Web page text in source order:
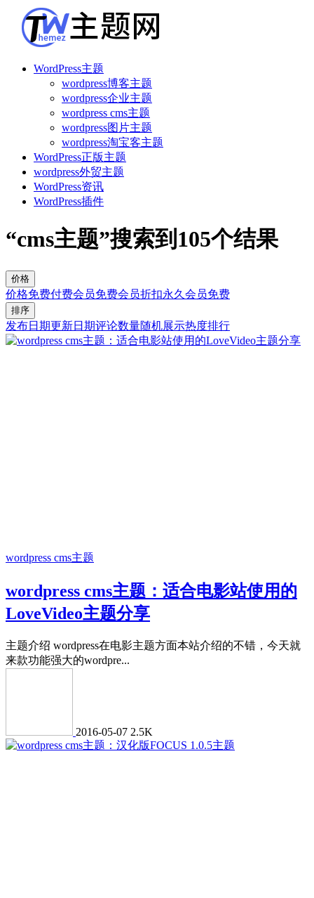
WordPress主题
wordpress博客主题
wordpress企业主题
wordpress cms主题
wordpress图片主题
wordpress淘宝客主题
WordPress正版主题
wordpress外贸主题
WordPress资讯
WordPress插件
“cms主题”搜索到 105个结果
价格
价格免费付费会员免费会员折扣永久会员免费
排序
发布日期更新日期评论数量随机展示热度排行
wordpress cms主题
wordpress cms主题：适合电影站使用的
LoveVideo主题分享
主题介绍 wordpress在电影主题方面本站介绍的不错，今天就
来款功能强大的wordpre...
2016-05-07 2.5K